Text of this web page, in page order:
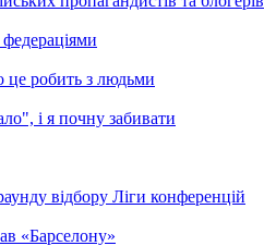
це робить з людьми
і я почну забивати
відбору Ліги конференцій
«Барселону»